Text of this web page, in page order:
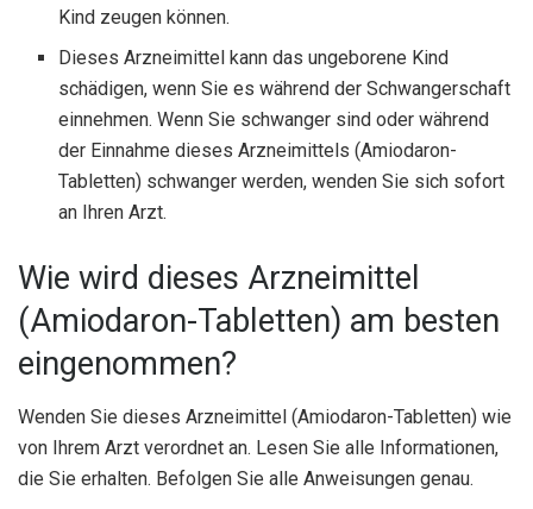
Kind zeugen können.
Dieses Arzneimittel kann das ungeborene Kind
schädigen, wenn Sie es während der Schwangerschaft
einnehmen. Wenn Sie schwanger sind oder während
der Einnahme dieses Arzneimittels (Amiodaron-
Tabletten) schwanger werden, wenden Sie sich sofort
an Ihren Arzt.
Wie wird dieses Arzneimittel
(Amiodaron-Tabletten) am besten
eingenommen?
Wenden Sie dieses Arzneimittel (Amiodaron-Tabletten) wie
von Ihrem Arzt verordnet an. Lesen Sie alle Informationen,
die Sie erhalten. Befolgen Sie alle Anweisungen genau.